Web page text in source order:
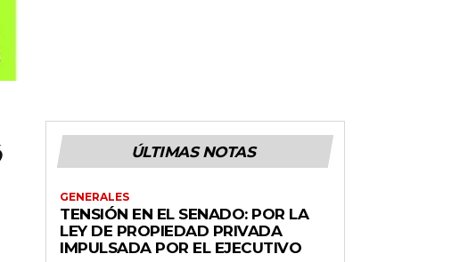
ÚLTIMAS NOTAS
GENERALES
TENSIÓN EN EL SENADO: POR LA
LEY DE PROPIEDAD PRIVADA
IMPULSADA POR EL EJECUTIVO